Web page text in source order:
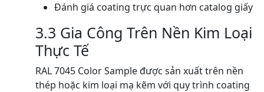
Đánh giá coating trực quan hơn catalog giấy
3.3 Gia Công Trên Nền Kim Loại
Thực Tế
RAL 7045 Color Sample được sản xuất trên nền
thép hoặc kim loại mạ kẽm với quy trình coating